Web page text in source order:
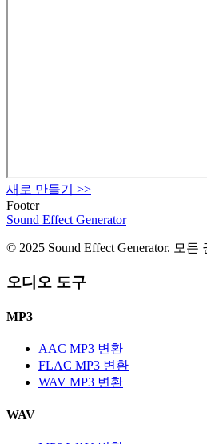
새로 만들기
>>
Footer
Sound Effect Generator
© 2025 Sound Effect Generator. 모든
오디오 도구
MP3
AAC MP3 변환
FLAC MP3 변환
WAV MP3 변환
WAV